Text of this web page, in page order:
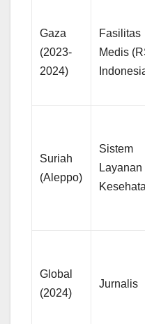
Gaza
(2023-
2024)
Fasilitas
Medis
Suriah
(Aleppo)
Sistem
Layanan
Global
(2024)
Jurnalis